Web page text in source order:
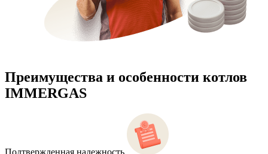
Преимущества и особенности котлов
IMMERGAS